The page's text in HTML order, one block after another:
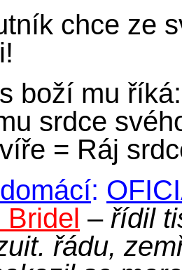
chce ze
boží mu
srdce
= Ráj
:
Bridel – řídil
řádu,